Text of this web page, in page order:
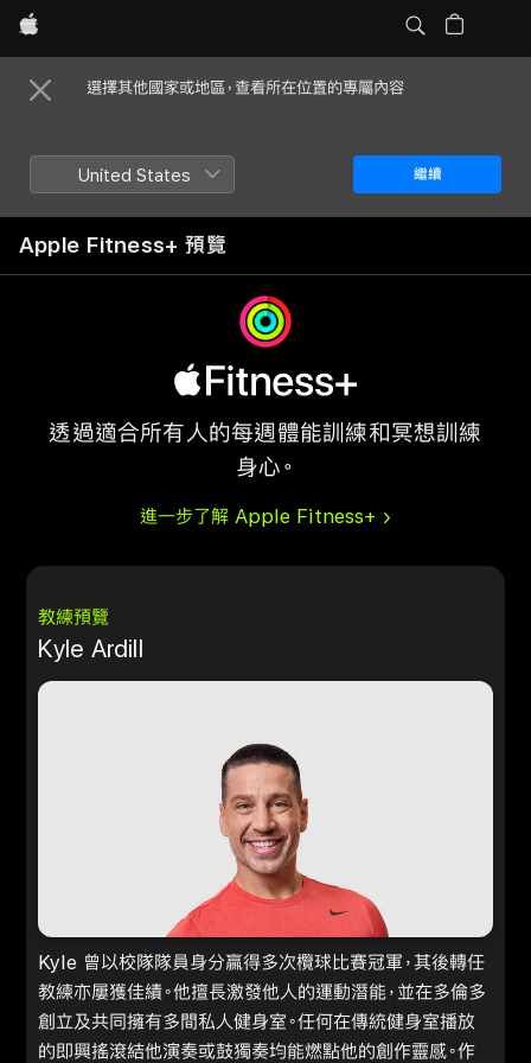
Apple
選擇其他國家或地區，查看所在位置的專屬內容
United States 繼續
Apple Fitness+ 預覽
透過適合所有人的每週體能訓練和冥想訓練
身心。
進一步了解 Apple Fitness+
教練預覽
Kyle Ardill
Kyle 曾以校隊隊員身分贏得多次欖球比賽冠軍，其後轉任
教練亦屢獲佳績。他擅長激發他人的運動潛能，並在多倫多
創立及共同擁有多間私人健身室。任何在傳統健身室播放
的即興搖滾結他演奏或鼓獨奏均能燃點他的創作靈感。作